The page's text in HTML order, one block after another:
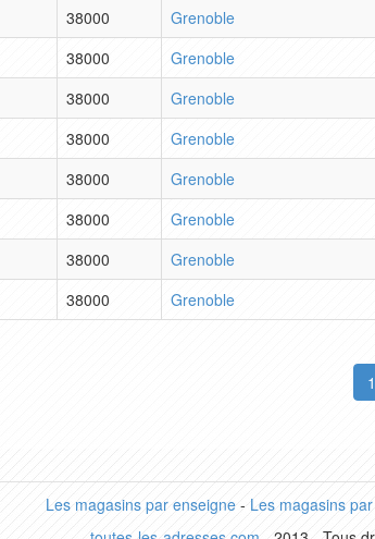
38000 Grenoble
38000 Grenoble
38000 Grenoble
38000 Grenoble
38000 Grenoble
38000 Grenoble
38000 Grenoble
38000 Grenoble
1
Les magasins par enseigne- Les magasins